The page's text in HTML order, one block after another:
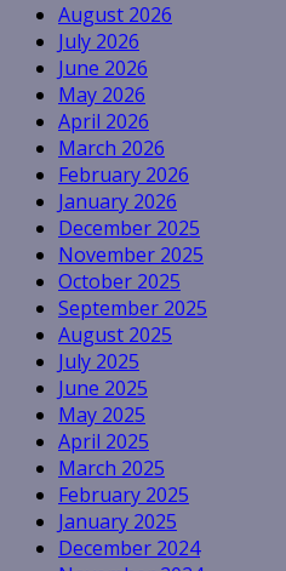
August 2026
July 2026
June 2026
May 2026
April 2026
March 2026
February 2026
January 2026
December 2025
November 2025
October 2025
September 2025
August 2025
July 2025
June 2025
May 2025
April 2025
March 2025
February 2025
January 2025
December 2024